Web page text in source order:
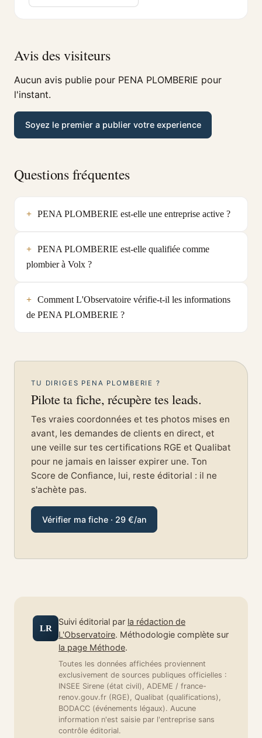
Avis des visiteurs
Aucun avis publie pour PENA PLOMBERIE pour
l'instant.
Soyez le premier a publier votre experience
Questions fréquentes
PENA PLOMBERIE est-elle une entreprise active ?
PENA PLOMBERIE est-elle qualifiée comme
plombier à Volx ?
Comment L'Observatoire vérifie-t-il les informations
de PENA PLOMBERIE ?
TU DIRIGES PENA PLOMBERIE ?
Pilote ta fiche, récupère tes leads.
Tes vraies coordonnées et tes photos mises en
avant, les demandes de clients en direct, et
une veille sur tes certifications RGE et Qualibat
pour ne jamais en laisser expirer une. Ton
Score de Confiance, lui, reste éditorial : il ne
s'achète pas.
Vérifier ma fiche · 29 €/an
LR
Suivi éditorial par la rédaction de
L'Observatoire. Méthodologie complète sur
la page Méthode.
Toutes les données affichées proviennent
exclusivement de sources publiques officielles :
INSEE Sirene (état civil), ADEME / france-
renov.gouv.fr (RGE), Qualibat (qualifications),
BODACC (événements légaux). Aucune
information n'est saisie par l'entreprise sans
contrôle éditorial.